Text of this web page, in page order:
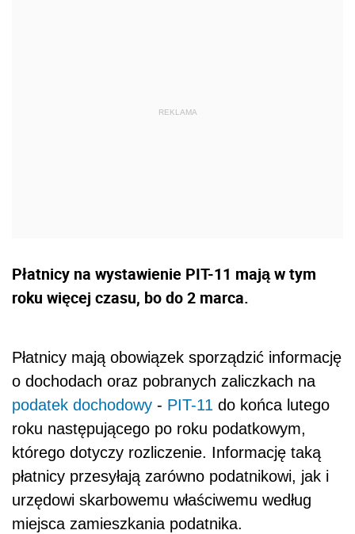
Płatnicy na wystawienie PIT-11 mają w tym
roku więcej czasu, bo do 2 marca.
Płatnicy mają obowiązek sporządzić informację
o dochodach oraz pobranych zaliczkach na
podatek dochodowy - PIT-11 do końca lutego
roku następującego po roku podatkowym,
którego dotyczy rozliczenie. Informację taką
płatnicy przesyłają zarówno podatnikowi, jak i
urzędowi skarbowemu właściwemu według
miejsca zamieszkania podatnika.